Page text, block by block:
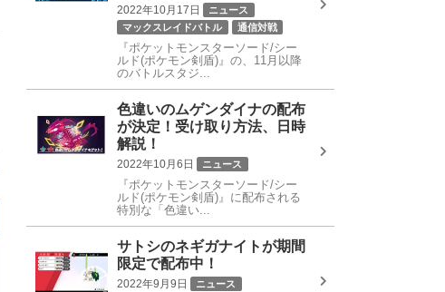
2022年10月17日
ニュース
マックスレイドバトル
通信対戦
『ポケットモンスターソード/シー
ルド(ポケモン剣盾)』の、11月以降
のバトルスタジ...
色違いのムゲンダイナの配布
が決定！受け取り方法、日時
解説！
2022年10月6日 ニュース
『ポケットモンスターソード/シー
ルド(ポケモン剣盾)』に配布される
特別な「色違い...
サトシのネギガナイトが期間
限定で配布中！
2022年9月9日 ニュース